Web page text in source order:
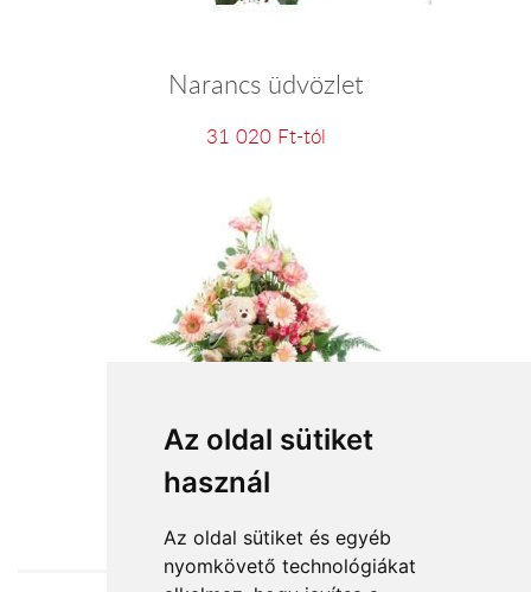
Az oldal sütiket
használ
Az oldal sütiket és egyéb
nyomkövető technológiákat
Narancs üdvözlet
31 020 Ft-tól
Kislány születésére
30 400 Ft-tól